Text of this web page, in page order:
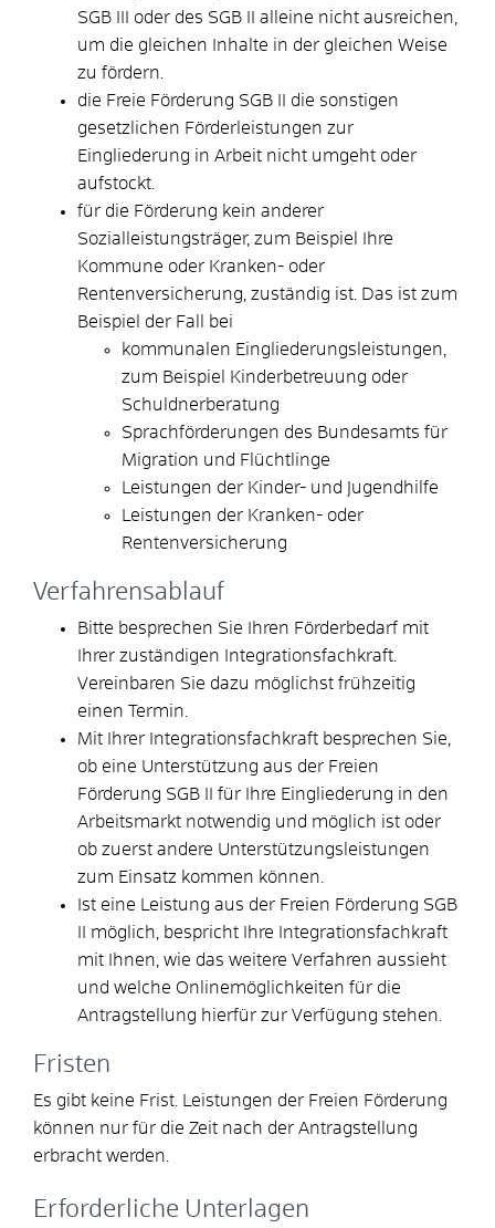
SGB III oder des SGB II alleine nicht ausreichen,
um die gleichen Inhalte in der gleichen Weise
zu fördern.
die Freie Förderung SGB II die sonstigen
gesetzlichen Förderleistungen zur
Eingliederung in Arbeit nicht umgeht oder
aufstockt.
für die Förderung kein anderer
Sozialleistungsträger, zum Beispiel Ihre
Kommune oder Kranken- oder
Rentenversicherung, zuständig ist. Das ist zum
Beispiel der Fall bei
kommunalen Eingliederungsleistungen,
zum Beispiel Kinderbetreuung oder
Schuldnerberatung
Sprachförderungen des Bundesamts für
Migration und Flüchtlinge
Leistungen der Kinder- und Jugendhilfe
Leistungen der Kranken- oder
Rentenversicherung
Verfahrensablauf
Bitte besprechen Sie Ihren Förderbedarf mit
Ihrer zuständigen Integrationsfachkraft.
Vereinbaren Sie dazu möglichst frühzeitig
einen Termin.
Mit Ihrer Integrationsfachkraft besprechen Sie,
ob eine Unterstützung aus der Freien
Förderung SGB II für Ihre Eingliederung in den
Arbeitsmarkt notwendig und möglich ist oder
ob zuerst andere Unterstützungsleistungen
zum Einsatz kommen können.
Ist eine Leistung aus der Freien Förderung SGB
II möglich, bespricht Ihre Integrationsfachkraft
mit Ihnen, wie das weitere Verfahren aussieht
und welche Onlinemöglichkeiten für die
Antragstellung hierfür zur Verfügung stehen.
Fristen
Es gibt keine Frist. Leistungen der Freien Förderung
können nur für die Zeit nach der Antragstellung
erbracht werden.
Erforderliche Unterlagen